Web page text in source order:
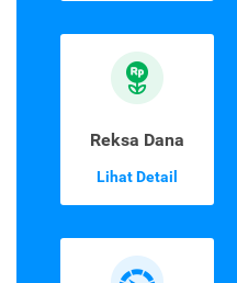
Reksa Dana
Lihat Detail